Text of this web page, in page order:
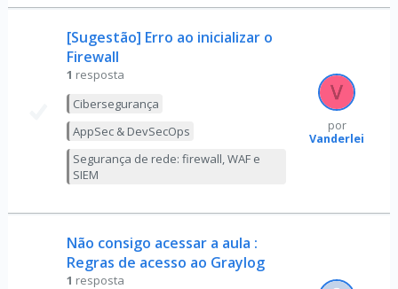
[Sugestão] Erro ao inicializar o
Firewall
1 resposta
Cibersegurança
AppSec & DevSecOps
Segurança de rede: firewall, WAF e
SIEM
por
Vanderlei
Não consigo acessar a aula :
Regras de acesso ao Graylog
1 resposta